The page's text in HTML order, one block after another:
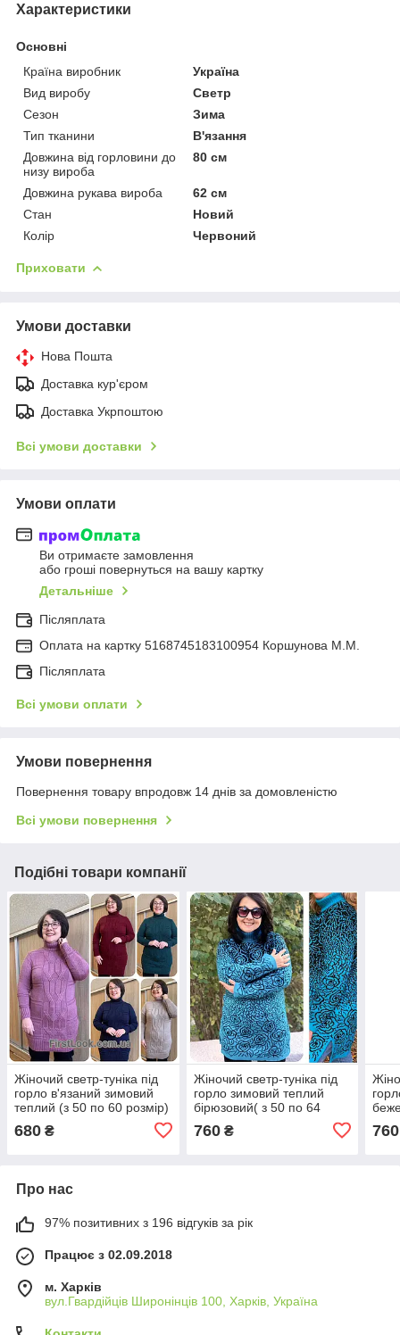
Характеристики
Основні
Країна виробник
Україна
Вид виробу
Светр
Сезон
Зима
Тип тканини
В'язання
Довжина від горловини до
низу вироба
80 см
Довжина рукава вироба
62 см
Стан
Новий
Колір
Червоний
Приховати
Умови доставки
Нова Пошта
Доставка кур'єром
Доставка Укрпоштою
Всі умови доставки
Умови оплати
Ви отримаєте замовлення
або гроші повернуться на вашу картку
Детальніше
Післяплата
Оплата на картку 5168745183100954 Коршунова М.М.
Післяплата
Всі умови оплати
Умови повернення
Повернення товару впродовж 14 днів за домовленістю
Всі умови повернення
Подібні товари компанії
Жіночий светр-туніка під
горло в'язаний зимовий
теплий (з 50 по 60 розмір)
680 ₴
Жіночий светр-туніка під
горло зимовий теплий
бірюзовий( з 50 по 64
760₴ 760
Про нас
97% позитивних з 196 відгуків за рік
Працює з 02.09.2018
м. Харків
вул.Гвардійців Широнінців 100, Харків, Україна